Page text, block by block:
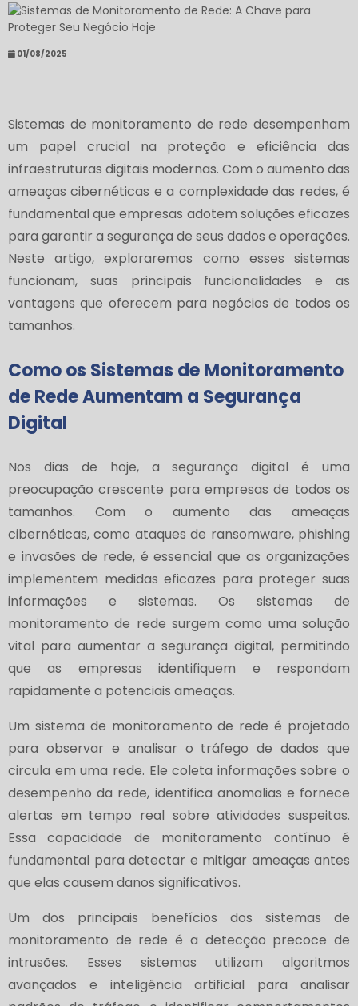
01/08/2025
Sistemas de monitoramento de rede desempenham
um papel crucial na proteção e eficiência das
infraestruturas digitais modernas. Com o aumento das
ameaças cibernéticas e a complexidade das redes, é
fundamental que empresas adotem soluções eficazes
para garantir a segurança de seus dados e operações.
Neste artigo, exploraremos como esses sistemas
funcionam, suas principais funcionalidades e as
vantagens que oferecem para negócios de todos os
tamanhos.
Como os Sistemas de Monitoramento
de Rede Aumentam a Segurança
Digital
Nos dias de hoje, a segurança digital é uma
preocupação crescente para empresas de todos os
tamanhos. Com o aumento das ameaças
cibernéticas, como ataques de ransomware, phishing
e invasões de rede, é essencial que as organizações
implementem medidas eficazes para proteger suas
informações e sistemas. Os sistemas de
monitoramento de rede surgem como uma solução
vital para aumentar a segurança digital, permitindo
que as empresas identifiquem e respondam
rapidamente a potenciais ameaças.
Um sistema de monitoramento de rede é projetado
para observar e analisar o tráfego de dados que
circula em uma rede. Ele coleta informações sobre o
desempenho da rede, identifica anomalias e fornece
alertas em tempo real sobre atividades suspeitas.
Essa capacidade de monitoramento contínuo é
fundamental para detectar e mitigar ameaças antes
que elas causem danos significativos.
Um dos principais benefícios dos sistemas de
monitoramento de rede é a detecção precoce de
intrusões. Esses sistemas utilizam algoritmos
avançados e inteligência artificial para analisar